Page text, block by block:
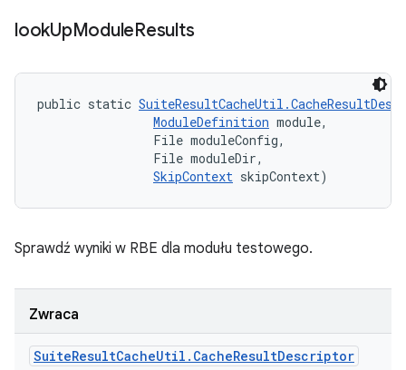
lookUpModuleResults
public static
ModuleDefinition module,
                File moduleConfig,
                File moduleDir,
SkipContext skipContext)
Sprawdź wyniki w RBE dla modułu testowego.
Zwraca
SuiteResultCacheUtil . CacheResultDescriptor